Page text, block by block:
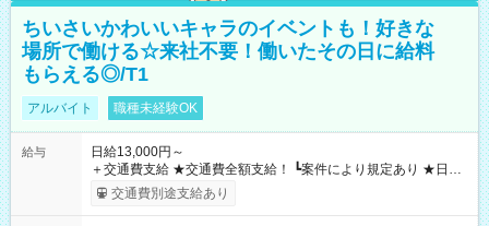
ちいさいかわいいキャラのイベントも！好きな
場所で働ける☆来社不要！働いたその日に給料
もらえる◎/T1
アルバイト 職種未経験OK
給与
日給13,000円～
＋交通費支給 ★交通費全額支給！ ┗案件により規定あり ★日払
いOK！（規定あり） ┗働いたその日に現金GET♪ お仕事後はコ
ンビニATMから 日払い分を引き落とせます！ 【試用期間】試
交通費別途支給あり